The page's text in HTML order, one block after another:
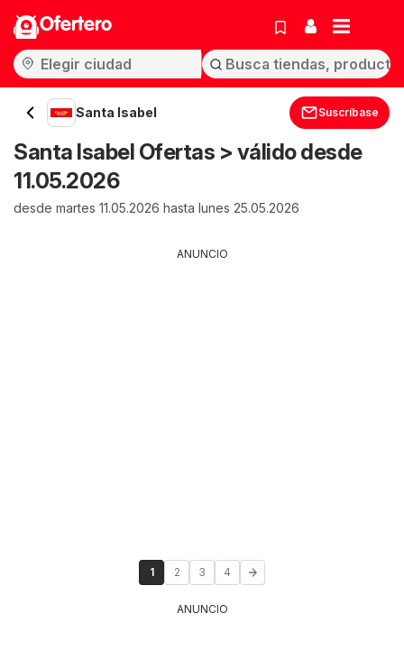
Ofertero
Santa Isabel Suscríbase
Santa Isabel Ofertas > válido desde
11.05.2026
desde martes 11.05.2026 hasta lunes 25.05.2026
ANUNCIO
1 2 3 4
ANUNCIO